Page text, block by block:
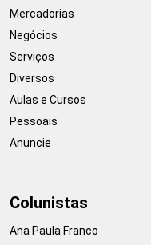
Mercadorias
Negócios
Serviços
Diversos
Aulas e Cursos
Pessoais
Anuncie
Colunistas
Ana Paula Franco